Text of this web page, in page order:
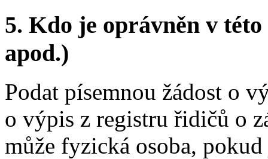
5. Kdo je oprávněn v
apod.)
Podat písemnou žádost o
o výpis z registru řidičů o
může fyzická osoba,